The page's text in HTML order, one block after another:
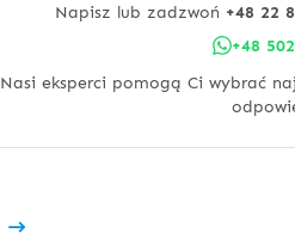
Napisz lub zadzwoń +48 22
+48
Nasi eksperci pomogą Ci wybrać